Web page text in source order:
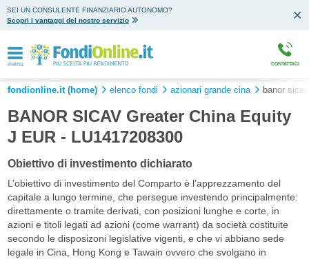
SEI UN CONSULENTE FINANZIARIO AUTONOMO?
Scopri i vantaggi del nostro servizio
menu CONTATTACI
fondionline.it (home) elenco fondi azionari grande cina banor
BANOR SICAV Greater China Equity
J EUR - LU1417208300
Obiettivo di investimento dichiarato
L’obiettivo di investimento del Comparto è l’apprezzamento del
capitale a lungo termine, che persegue investendo principalmente:
direttamente o tramite derivati, con posizioni lunghe e corte, in
azioni e titoli legati ad azioni (come warrant) da società costituite
secondo le disposizoni legislative vigenti, e che vi abbiano sede
legale in Cina, Hong Kong e Tawain ovvero che svolgano in